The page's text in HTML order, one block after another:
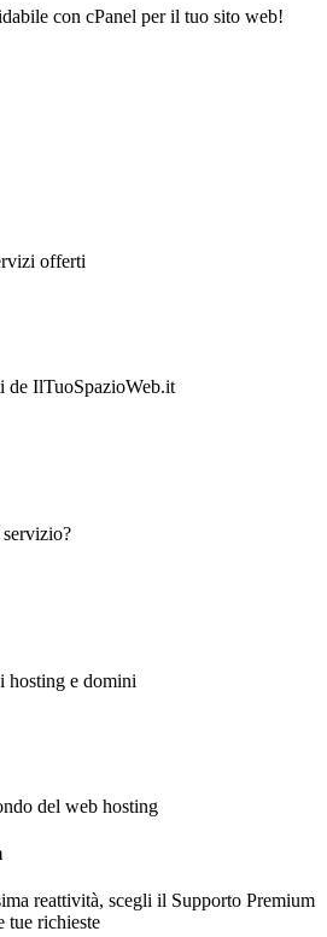
con cPanel per il tuo sito web!
offerti
IlTuoSpazioWeb.it
hosting e domini
del web hosting
reattività, scegli il Supporto Premium
tue richieste